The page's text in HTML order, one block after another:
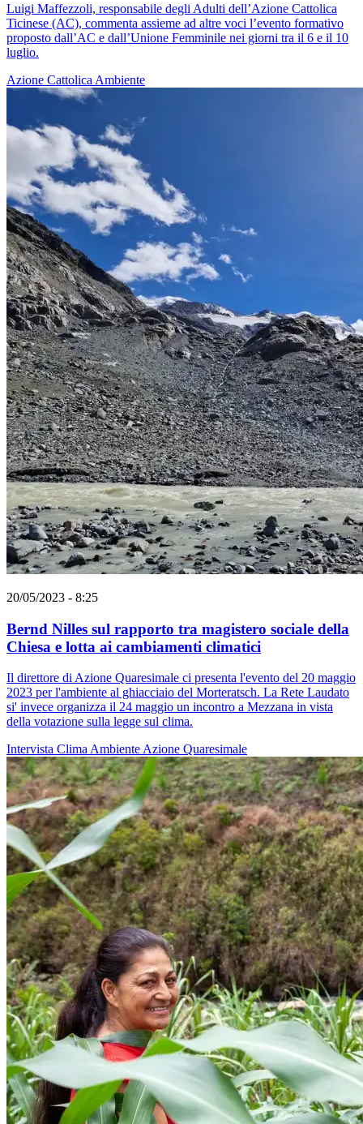
Luigi Maffezzoli, responsabile degli Adulti dell’Azione Cattolica
Ticinese (AC), commenta assieme ad altre voci l’evento formativo
proposto dall’AC e dall’Unione Femminile nei giorni tra il 6 e il 10
luglio.
Azione Cattolica Ambiente
20/05/2023 - 8:25
Bernd Nilles sul rapporto tra magistero sociale della
Chiesa e lotta ai cambiamenti climatici
Il direttore di Azione Quaresimale ci presenta l'evento del 20 maggio
2023 per l'ambiente al ghiacciaio del Morteratsch. La Rete Laudato
si' invece organizza il 24 maggio un incontro a Mezzana in vista
della votazione sulla legge sul clima.
Intervista Clima Ambiente Azione Quaresimale